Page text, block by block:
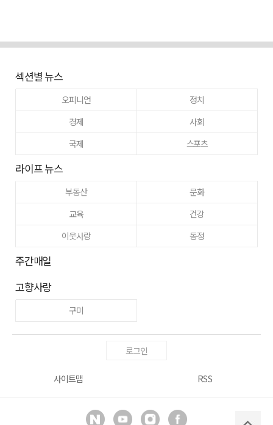
섹션별 뉴스
오피니언
정치
경제
사회
국제
스포츠
라이프 뉴스
부동산
문화
교육
건강
이웃사랑
동정
주간매일
고향사랑
구미
로그인
사이트맵 RSS